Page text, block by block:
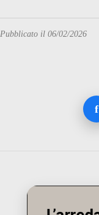
Pubblicato il 06/02/2026
f